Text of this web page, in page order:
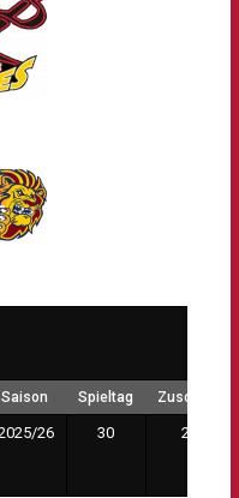
Saison Spieltag Zuschauer
26 30 200